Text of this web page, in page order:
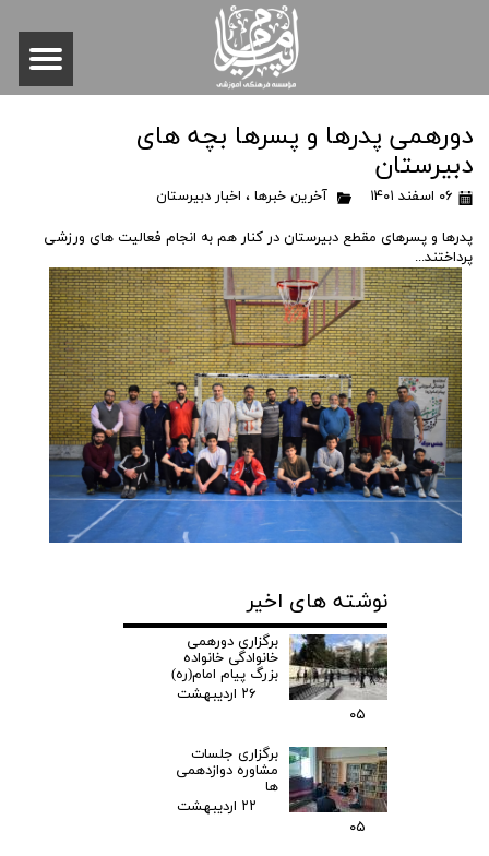
دورهمی پدرها و پسرها بچه های
دبیرستان
۰۶ اسفند ۱۴۰۱ آخرین خبرها ، اخبار دبیرستان
پدرها و پسرهای مقطع دبیرستان در کنار هم به انجام فعالیت های ورزشی
پرداختند...
نوشته های اخیر
برگزاری دورهمی
خانوادگی خانواده
بزرگ پیام امام(ره)
۲۶ اردیبهشت
۰۵
برگزاری جلسات
مشاوره دوازدهمی
ها
۲۲ اردیبهشت
۰۵